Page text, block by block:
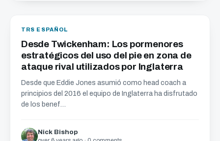
TRS ESPAÑOL
Desde Twickenham: Los pormenores
estratégicos del uso del pie en zona de
ataque rival utilizados por Inglaterra
Desde que Eddie Jones asumió como head coach a
principios del 2016 el equipo de Inglaterra ha disfrutado
de los benef...
Nick Bishop